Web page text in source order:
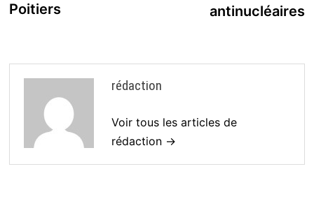
Poitiers
antinucléaires
rédaction
Voir tous les articles de
rédaction →